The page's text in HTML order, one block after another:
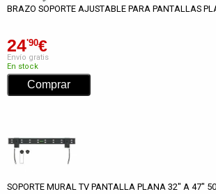
BRAZO SOPORTE AJUSTABLE PARA PANTALLAS
24'90€
Envío gratis
En stock
SOPORTE MURAL TV PANTALLA PLANA 32" A 47"